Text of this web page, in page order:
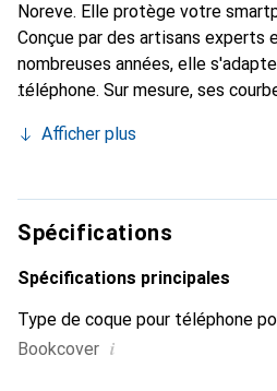
Noreve. Elle protège votre
Conçue par des artisans experts
nombreuses années, elle
téléphone. Sur mesure, ses
et indispensable pour votre
marque Noreve est un choix sûr
exigeante.
Afficher plus
Spécifications
Spécifications principales
Type de coque pour téléphone
Bookcover i